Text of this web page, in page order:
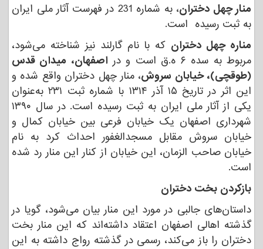
منار چهل دختران
، به شماره 231 در فهرست آثار ملی ایران
به ثبت رسیده است.
مناره چهل دختران که با نام گارلند نیز شناخته می‌شود،
مربوط به سده ۶ ه.ق است و در
اصفهان، میدان قدس
(طوقچی)، خیابان سروش، منار چهل دختران واقع شده و
این اثر در تاریخ ۱۵ آذر ۱۳۱۴ با شماره ثبت ۲۳۱ به‌عنوان
یکی از آثار ملی ایران به ثبت رسیده است. در سال ۱۳۹۰
شهرداری اصفهان یک خیابان فرعی بین خیابان کمال و
خیابان سروش مقابل مسجدالغفور احداث کرد به نام
خیابان صاحب الزمان، این خیابان از کنار این منار رد شده
است.
بازکردن بخت دختران
داستان‌های جالبی در مورد این منار بیان می‌شود، گویا در
گذشته اهالی اصفهان اعتقاد داشته‌اند که این منار بخت
دختران را باز می‌کند، رسمی در گذشته رواج داشته به این